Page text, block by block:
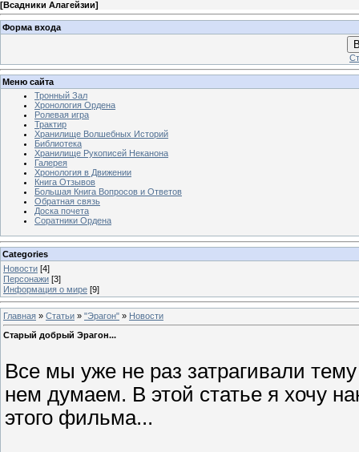
[Всадники Алагейзии]
Форма входа
Меню сайта
Тронный Зал
Хронология Ордена
Ролевая игра
Трактир
Хранилище Волшебных Историй
Библиотека
Хранилище Рукописей Неканона
Галерея
Хронология в Движении
Книга Отзывов
Большая Книга Вопросов и Ответов
Обратная связь
Доска почета
Соратники Ордена
Categories
Новости [4]
Персонажи [3]
Информация о мире [9]
Главная » Статьи » "Эрагон" » Новости
Старый добрый Эрагон...
Все мы уже не раз затрагивали
нем думаем. В этой статье я хочу
этого фильма...